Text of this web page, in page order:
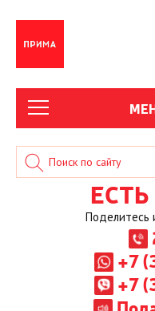
Поделитесь
+7
+7